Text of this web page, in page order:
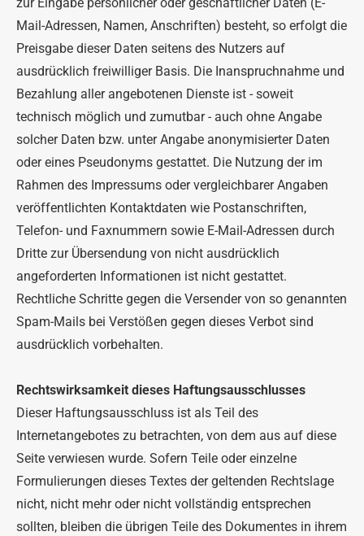
zur Eingabe persönlicher oder geschäftlicher Daten (E-
Mail-Adressen, Namen, Anschriften) besteht, so erfolgt die
Preisgabe dieser Daten seitens des Nutzers auf
ausdrücklich freiwilliger Basis. Die Inanspruchnahme und
Bezahlung aller angebotenen Dienste ist - soweit
technisch möglich und zumutbar - auch ohne Angabe
solcher Daten bzw. unter Angabe anonymisierter Daten
oder eines Pseudonyms gestattet. Die Nutzung der im
Rahmen des Impressums oder vergleichbarer Angaben
veröffentlichten Kontaktdaten wie Postanschriften,
Telefon- und Faxnummern sowie E-Mail-Adressen durch
Dritte zur Übersendung von nicht ausdrücklich
angeforderten Informationen ist nicht gestattet.
Rechtliche Schritte gegen die Versender von so genannten
Spam-Mails bei Verstößen gegen dieses Verbot sind
ausdrücklich vorbehalten.
Rechtswirksamkeit dieses Haftungsausschlusses
Dieser Haftungsausschluss ist als Teil des
Internetangebotes zu betrachten, von dem aus auf diese
Seite verwiesen wurde. Sofern Teile oder einzelne
Formulierungen dieses Textes der geltenden Rechtslage
nicht, nicht mehr oder nicht vollständig entsprechen
sollten, bleiben die übrigen Teile des Dokumentes in ihrem